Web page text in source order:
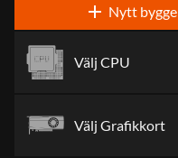
add Nytt bygge
Välj CPU
Välj Grafikkort